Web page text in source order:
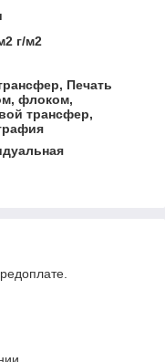
г/м2
Печать
флоком,
трансфер,